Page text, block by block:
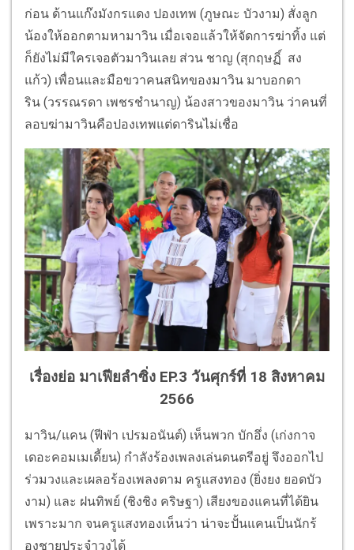
ก่อน ด้านแก๊งมังกรแดง ปองเทพ (ภูษณะ บัวงาม) สั่งลูก
น้องให้ออกตามหามาวิน เมื่อเจอแล้วให้จัดการฆ่าทิ้ง แต่
ก็ยังไม่มีใครเจอตัวมาวินเลย ส่วน ชาญ (สุกฤษฏิ์ สง
แก้ว) เพื่อนและมือขวาคนสนิทของมาวิน มาบอกดา
ริน (วรรณรดา เพชรชำนาญ) น้องสาวของมาวิน ว่าคนที่
ลอบฆ่ามาวินคือปองเทพแต่ดารินไม่เชื่อ
เรื่องย่อ มาเฟียลำซิ่ง EP.3 วันศุกร์ที่ 18 สิงหาคม
2566
มาวิน/แคน (ฟีฟ่า เปรมอนันต์) เห็นพวก บักอึ่ง (เก่งกาจ
เดอะคอมเมเดี้ยน) กำลังร้องเพลงเล่นดนตรีอยู่ จึงออกไป
ร่วมวงและเผลอร้องเพลงตาม ครูแสงทอง (ยิ่งยง ยอดบัว
งาม) และ ฝนทิพย์ (ชิงชิง คริษฐา) เสียงของแคนที่ได้ยิน
เพราะมาก จนครูแสงทองเห็นว่า น่าจะปั้นแคนเป็นนักร้
องชายประจำวงได้